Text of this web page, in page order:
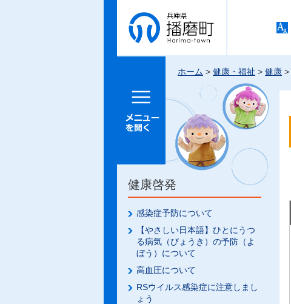
兵庫県 播
磨町
メニュー
ホーム > 健康・福祉 > 健康 >
健康啓発
感染症予防について
【やさしい日本語】ひとにうつ
る病気（びょうき）の予防（よ
ぼう）について
高血圧について
RSウイルス感染症に注意しまし
ょう